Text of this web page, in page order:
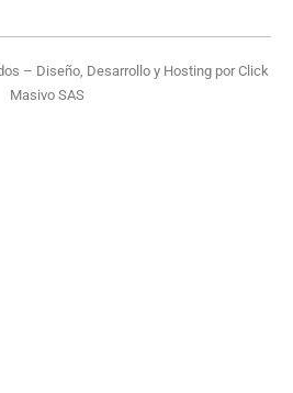
– Diseño, Desarrollo y Hosting porClick
Masivo SAS